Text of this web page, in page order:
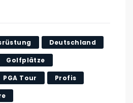
Deutschland
Golfplätze
PGA Tour Profis